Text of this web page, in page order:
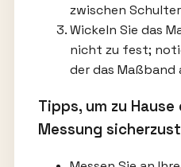
zwischen
Wickeln Sie das
nicht zu fest;
der das
Tipps, um zu
Messung